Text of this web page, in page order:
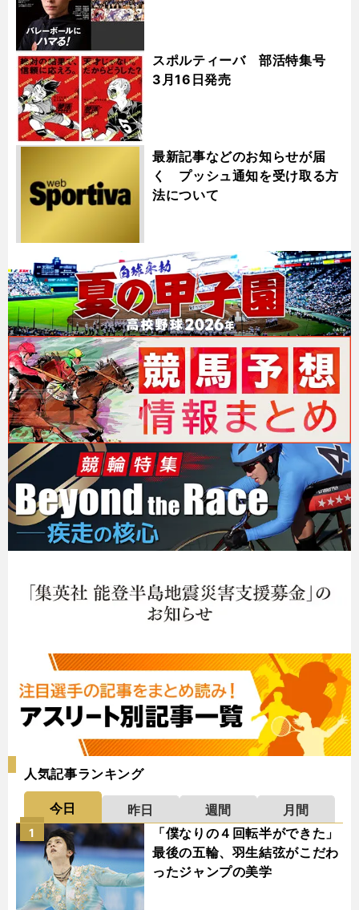
スポルティーバ 部活特集号
3月16日発売
最新記事などのお知らせが届
く プッシュ通知を受け取る方
法について
人気記事ランキング
今日 昨日 週間
月間
「僕なりの４回転半ができた」
最後の五輪、羽生結弦がこだわ
ったジャンプの美学
1